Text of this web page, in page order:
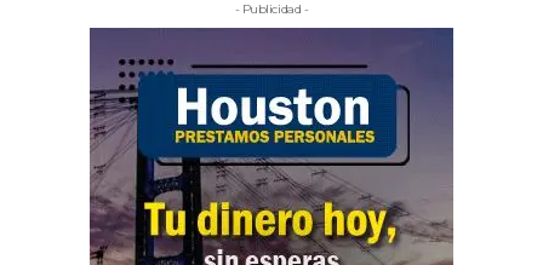
- Publicidad -